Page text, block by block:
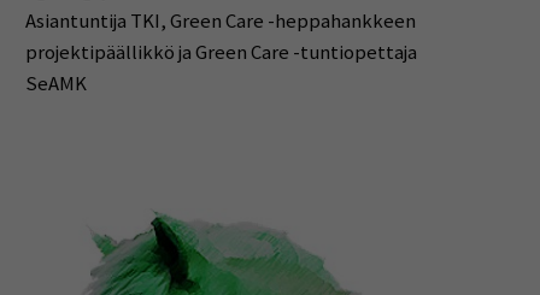
Asiantuntija TKI, Green Care -heppahankkeen
projektipäällikkö ja Green Care -tuntiopettaja
SeAMK